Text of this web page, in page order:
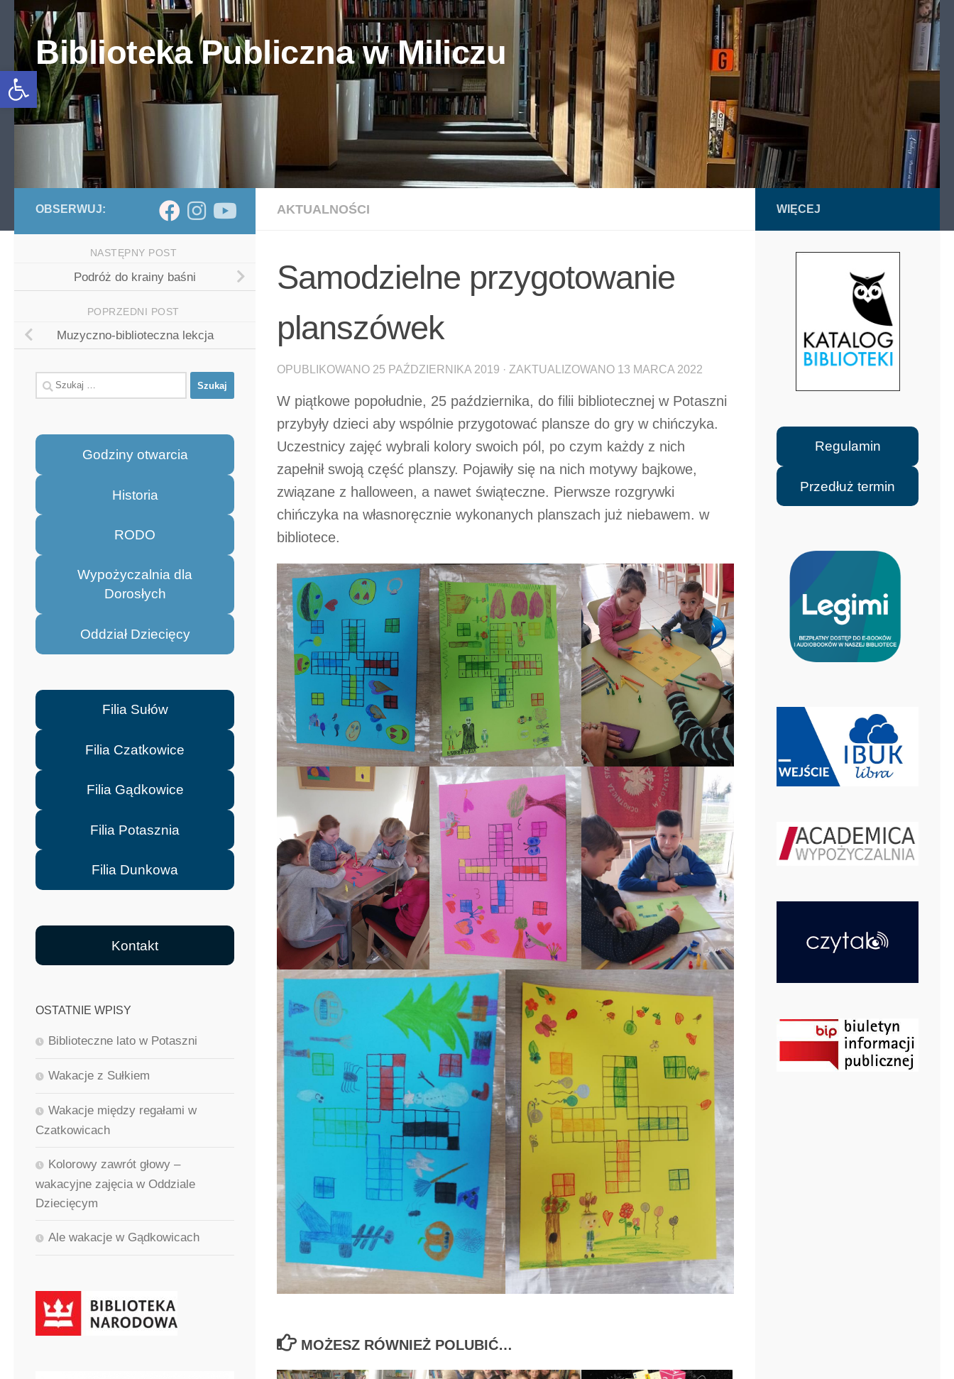
Otwórz pasek narzędzi
Skip to content
Biblioteka Publiczna w Miliczu
AKTUALNOŚCI
Samodzielne przygotowanie
planszówek
OPUBLIKOWANO 25 PAŹDZIERNIKA 2019 · ZAKTUALIZOWANO 13 MARCA 2022
W piątkowe popołudnie, 25 października, do filii bibliotecznej w Potaszni
przybyły dzieci aby wspólnie przygotować plansze do gry w chińczyka.
Uczestnicy zajęć wybrali kolory swoich pól, po czym każdy z nich
zapełnił swoją część planszy. Pojawiły się na nich motywy bajkowe,
związane z halloween, a nawet świąteczne. Pierwsze rozgrywki
chińczyka na własnoręcznie wykonanych planszach już niebawem. w
bibliotece.
MOŻESZ RÓWNIEŻ POLUBIĆ…
OBSERWUJ:
NASTĘPNY POST
Podróż do krainy baśni
POPRZEDNI POST
Muzyczno-biblioteczna lekcja
Szukaj:
Godziny otwarcia
Historia
RODO
Wypożyczalnia dla
Dorosłych
Oddział Dziecięcy
Filia Sułów
Filia Czatkowice
Filia Gądkowice
Filia Potasznia
Filia Dunkowa
Kontakt
OSTATNIE WPISY
Biblioteczne lato w Potaszni
Wakacje z Sułkiem
Wakacje między regałami w
Czatkowicach
Kolorowy zawrót głowy –
wakacyjne zajęcia w Oddziale
Dziecięcym
Ale wakacje w Gądkowicach
WIĘCEJ
Regulamin
Przedłuż termin